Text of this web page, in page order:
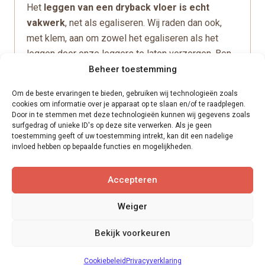
Beheer toestemming
Om de beste ervaringen te bieden, gebruiken wij technologieën zoals
cookies om informatie over je apparaat op te slaan en/of te raadplegen.
Door in te stemmen met deze technologieën kunnen wij gegevens zoals
surfgedrag of unieke ID's op deze site verwerken. Als je geen
toestemming geeft of uw toestemming intrekt, kan dit een nadelige
invloed hebben op bepaalde functies en mogelijkheden.
Accepteren
Weiger
Bekijk voorkeuren
CookiebeleidPrivacyverklaring
Het leggen van een dryback vloer is echt
vakwerk, net als egaliseren. Wij raden dan ook,
met klem, aan om zowel het egaliseren als het
leggen door onze leggers te laten verzorgen. Ben
je benieuwd naar onze scherpe legtarieven? Neem
vloerenwinkelaan de Verlengde Gildenweg 25 in
Emmeloord.
Gerelateerde producten